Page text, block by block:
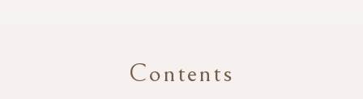
Contents